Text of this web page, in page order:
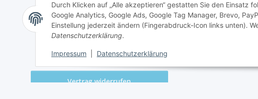
Durch Klicken auf „Alle akzeptieren“ gestatten Sie den Einsatz
Google Analytics, Google Ads, Google Tag Manager, Brevo,
Einstellung jederzeit ändern (Fingerabdruck-Icon links unten).
Datenschutzerklärung.
Impressum Datenschutzerklärung
Vertrag widerrufen